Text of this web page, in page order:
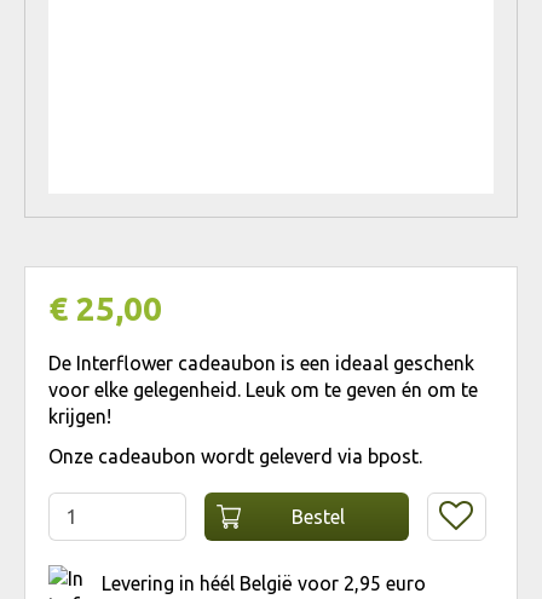
€ 25,00
De Interflower cadeaubon is een ideaal geschenk
voor elke gelegenheid. Leuk om te geven én om te
krijgen!
Onze cadeaubon wordt geleverd via bpost.
Levering in héél België voor 2,95 euro